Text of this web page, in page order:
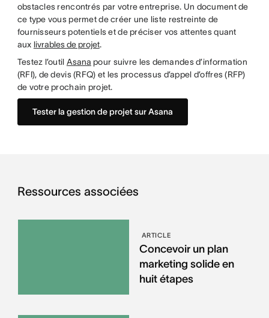
obstacles rencontrés par votre entreprise. Un document de
ce type vous permet de créer une liste restreinte de
fournisseurs potentiels et de préciser vos attentes quant
aux livrables de projet.
Testez l’outil Asana pour suivre les demandes d’information
(RFI), de devis (RFQ) et les processus d’appel d’offres (RFP)
de votre prochain projet.
Tester la gestion de projet sur Asana
Ressources associées
ARTICLE
Concevoir un plan
marketing solide en
huit étapes